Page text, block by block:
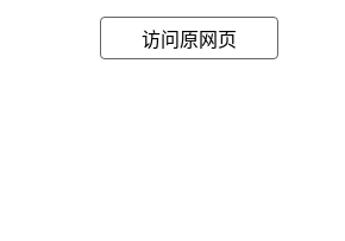
访问原网页